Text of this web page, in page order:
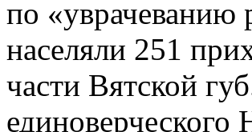
по «уврачеванию
населяли 251
части Вятской